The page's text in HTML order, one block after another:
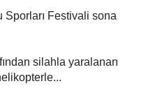
Sporları Festivali sona
silahla yaralanan